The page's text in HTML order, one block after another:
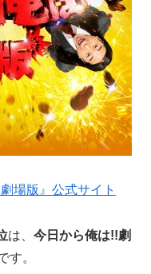
場版』公式サイト
は、 今日から俺は!!劇
す。